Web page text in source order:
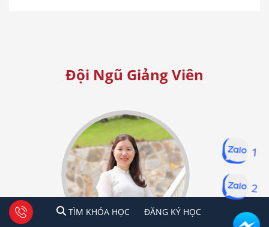
Đội Ngũ Giảng Viên
TÌM KHÓA HỌC ĐĂNG KÍ HỌC
1 2 Tư vấn facebook
TÌM KHÓA HỌC ĐĂNG KÝ HỌC